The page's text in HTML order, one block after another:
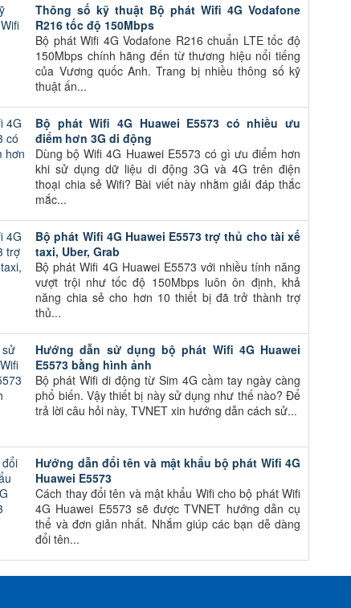
Thông số kỹ thuật Bộ phát Wifi 4G Vodafone
R216 tốc độ 150Mbps
Bộ phát Wifi 4G Vodafone R216 chuẩn LTE tốc độ
150Mbps chính hãng đến từ thương hiệu nổi tiếng
của Vương quốc Anh. Trang bị nhiều thông số kỹ
thuật ấn...
Bộ phát Wifi 4G Huawei E5573 có nhiều ưu
điểm hơn 3G di động
Dùng bộ Wifi 4G Huawei E5573 có gì ưu điểm hơn
khi sử dụng dữ liệu di động 3G và 4G trên điện
thoại chia sẻ Wifi? Bài viết này nhằm giải đáp thắc
mắc...
Bộ phát Wifi 4G Huawei E5573 trợ thủ cho tài xế
taxi, Uber, Grab
Bộ phát Wifi 4G Huawei E5573 với nhiều tính năng
vượt trội như tốc độ 150Mbps luôn ôn định, khả
năng chia sẻ cho hơn 10 thiết bị đã trở thành trợ
thủ...
Hướng dẫn sử dụng bộ phát Wifi 4G Huawei
E5573 bằng hình ảnh
Bộ phát Wifi di động từ Sim 4G cầm tay ngày càng
phổ biến. Vậy thiết bị này sử dụng như thế nào? Để
trả lời câu hỏi này, TVNET xin hướng dẫn cách sử...
Hướng dẫn đổi tên và mật khẩu bộ phát Wifi 4G
Huawei E5573
Cách thay đổi tên và mật khẩu Wifi cho bộ phát Wifi
4G Huawei E5573 sẽ được TVNET hướng dẫn cụ
thể và đơn giản nhất. Nhắm giúp các bạn dễ dàng
đổi tên...